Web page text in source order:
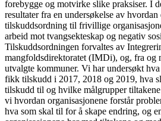
forebygge og motvirke slike praksiser. I
resultater fra en undersøkelse av hvordan
tilskuddsordning til frivillige
arbeid mot tvangsekteskap og negativ
Tilskuddsordningen forvaltes av
mangfoldsdirektoratet (IMDi), og, fra og
utvalgte kommuner. Vi har undersøkt
fikk tilskudd i 2017, 2018 og 2019, hva
tilskudd til og hvilke målgrupper
vi hvordan organisasjonene forstår
hva som skal til for å skape endring, og